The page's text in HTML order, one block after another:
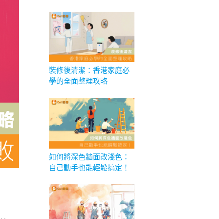
裝修後清潔：香港家庭必
學的全面整理攻略
如何將深色牆面改淺色：
自己動手也能輕鬆搞定！